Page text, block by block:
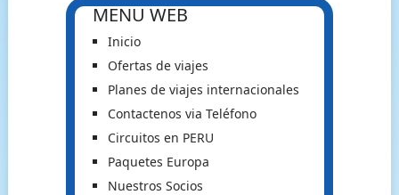
MENU WEB
Inicio
Ofertas de viajes
Planes de viajes internacionales
Contactenos via Teléfono
Circuitos en PERU
Paquetes Europa
Nuestros Socios